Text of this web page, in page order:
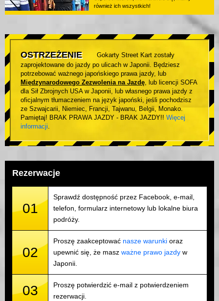
również ich wszystkich!
OSTRZEŻENIE
Gokarty Street Kart zostały
zaprojektowane do jazdy po ulicach w Japonii. Będziesz
potrzebować ważnego japońskiego prawa jazdy, lub
Międzynarodowego Zezwolenia na Jazdę, lub licencji SOFA
dla Sił Zbrojnych USA w Japonii, lub własnego prawa jazdy z
oficjalnym tłumaczeniem na język japoński, jeśli pochodzisz
ze Szwajcarii, Niemiec, Francji, Tajwanu, Belgii, Monako.
Pamiętaj! BRAK PRAWA JAZDY - BRAK JAZDY!! Więcej
informacji.
Rezerwacje
01
Sprawdź dostępność przez Facebook, e-mail,
telefon, formularz internetowy lub lokalne biura
podróży.
02
Proszę zaakceptować nasze warunki oraz
upewnić się, że masz ważne prawo jazdy w
Japonii.
03
Proszę potwierdzić e-mail z potwierdzeniem
rezerwacji.